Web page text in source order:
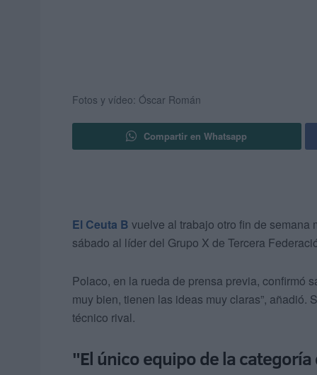
Fotos y vídeo: Óscar Román
Compartir en Whatsapp
El Ceuta B vuelve al trabajo otro fin de semana
sábado al líder del Grupo X de Tercera
Polaco, en la rueda de prensa previa, confirmó
muy bien, tienen las ideas muy claras”, añadió.
técnico rival.
"El único equipo de la